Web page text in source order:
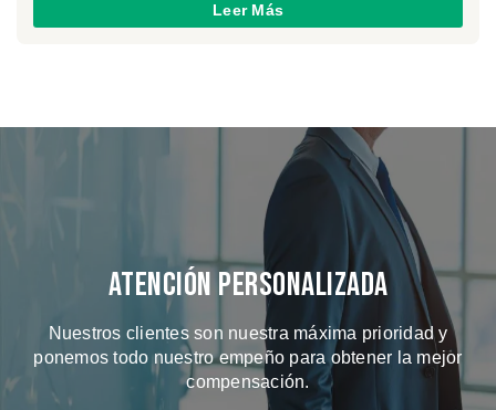
Leer Más
Atención Personalizada
Nuestros clientes son nuestra máxima prioridad y
ponemos todo nuestro empeño para obtener la mejor
compensación.